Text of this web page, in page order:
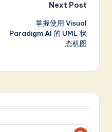
Next Post
掌握使用 Visual
Paradigm AI 的 UML 状
态机图